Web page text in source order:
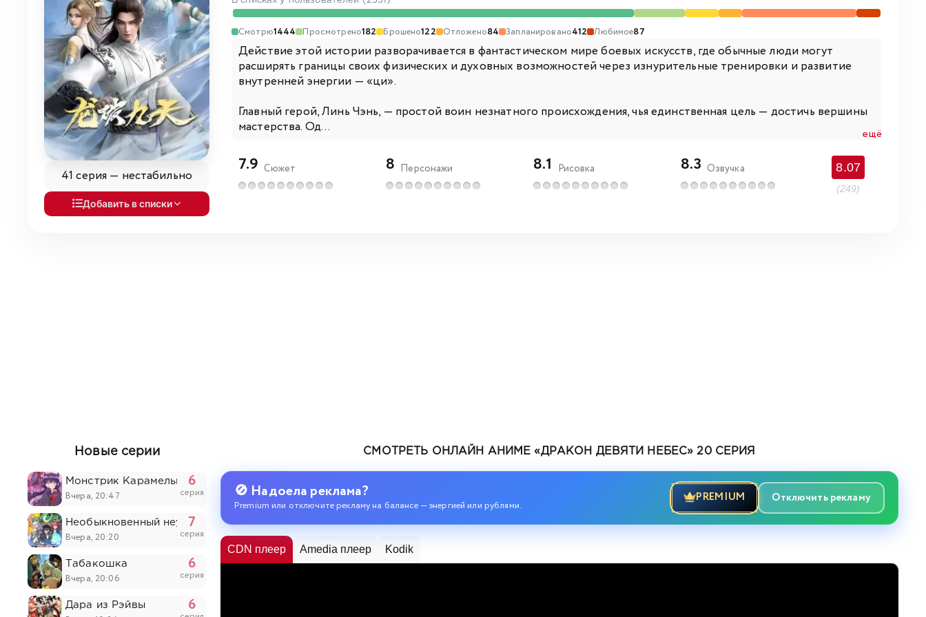
41 серия — нестабильно
Добавить в списки
Смотрю1444 Просмотрено182 Брошено122 Отложено84 Запланировано412 Любимое87
Действие этой истории разворачивается в фантастическом мире боевых искусств, где обычные люди могут
расширять границы своих физических и духовных возможностей через изнурительные тренировки и развитие
внутренней энергии — «ци».
Главный герой, Линь Чэнь, — простой воин незнатного происхождения, чья единственная цель — достичь вершины
мастерства. Од...
ещё
7.9 Сюжет 8 Персонажи 8.1 Рисовка 8.3 Озвучка 8.07
(249)
СМОТРЕТЬ ОНЛАЙН АНИМЕ «ДРАКОН ДЕВЯТИ НЕБЕС» 20 СЕРИЯ
🚫 Надоела реклама?
Premium или отключите рекламу на балансе — энергией или рублями.
PREMIUM Отключить рекламу
CDN плеер Amedia плеер Kodik
Новые серии
Монстрик Карамелька
Вчера, 20:47
6
серия
Необыкновенный неудачник: Дневник переродившегося колдуна S-ранга
Вчера, 20:20
7
серия
Табакошка
Вчера, 20:06
6
серия
Дара из Рэйвы 6